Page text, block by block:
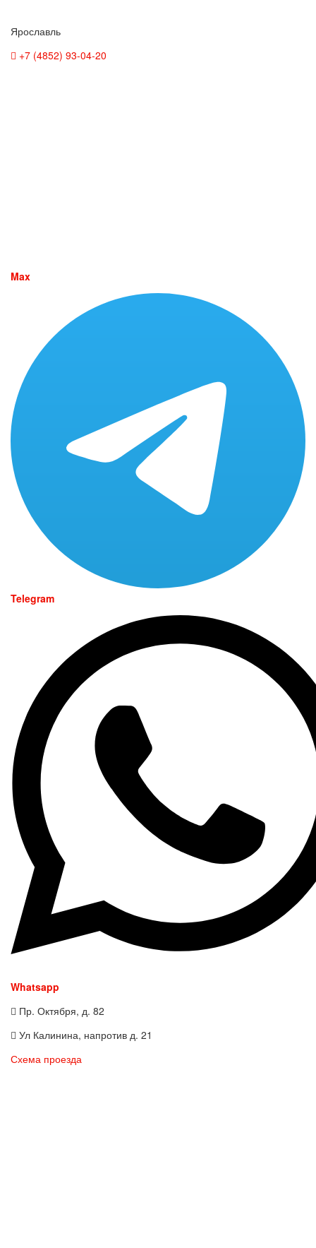
Ярославль
+7 (4852) 93-04-20
Max
Telegram
Whatsapp
Пр. Октября, д. 82
Ул Калинина, напротив д. 21
Схема проезда